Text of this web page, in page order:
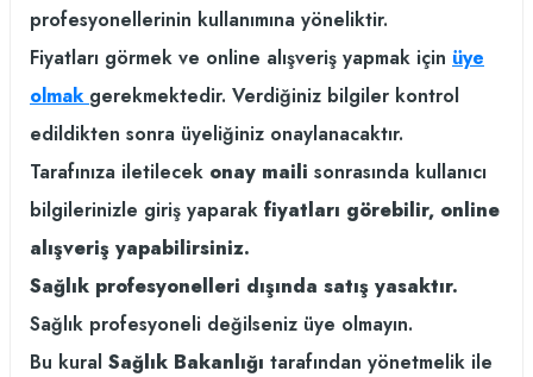
profesyonellerinin kullanımına yöneliktir.
Fiyatları görmek ve online alışveriş yapmak için üye
olmak gerekmektedir. Verdiğiniz bilgiler kontrol
edildikten sonra üyeliğiniz onaylanacaktır.
Tarafınıza iletilecek onay maili sonrasında kullanıcı
bilgilerinizle giriş yaparak fiyatları görebilir, online
alışveriş yapabilirsiniz.
Sağlık profesyonelleri dışında satış yasaktır.
Sağlık profesyoneli değilseniz üye olmayın.
Bu kural Sağlık Bakanlığı tarafından yönetmelik ile